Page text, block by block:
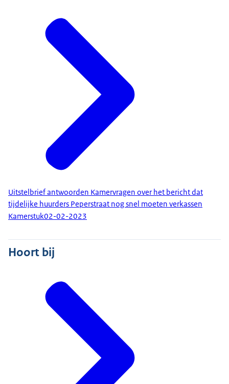
Uitstelbrief antwoorden Kamervragen over het bericht dat
tijdelijke huurders Peperstraat nog snel moeten verkassen
Kamerstuk02-02-2023
Hoort bij